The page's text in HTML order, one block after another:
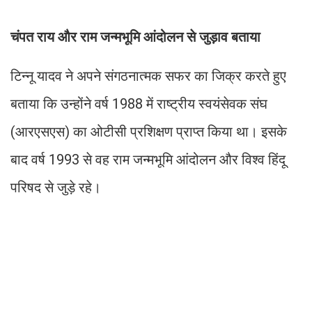
चंपत राय और राम जन्मभूमि आंदोलन से जुड़ाव बताया
टिन्नू यादव ने अपने संगठनात्मक सफर का जिक्र करते हुए
बताया कि उन्होंने वर्ष 1988 में राष्ट्रीय स्वयंसेवक संघ
(आरएसएस) का ओटीसी प्रशिक्षण प्राप्त किया था। इसके
बाद वर्ष 1993 से वह राम जन्मभूमि आंदोलन और विश्व हिंदू
परिषद से जुड़े रहे।